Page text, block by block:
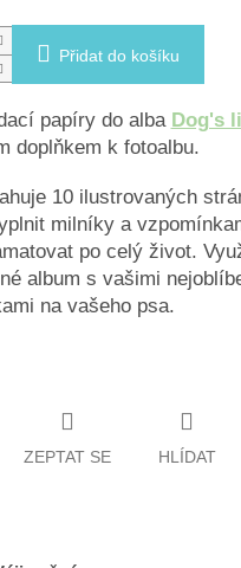
Přidat do košíku
papíry do alba Dog's
doplňkem k fotoalbu.
10 ilustrovaných
milníky a
po celý život.
album s vašimi
na vašeho psa.
ZEPTAT SE HLÍDAT